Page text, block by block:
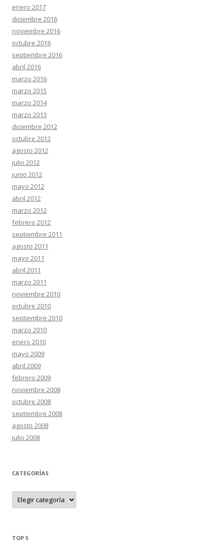
enero 2017
diciembre 2016
noviembre 2016
octubre 2016
septiembre 2016
abril 2016
marzo 2016
marzo 2015
marzo 2014
marzo 2013
diciembre 2012
octubre 2012
agosto 2012
julio 2012
junio 2012
mayo 2012
abril 2012
marzo 2012
febrero 2012
septiembre 2011
agosto 2011
mayo 2011
abril 2011
marzo 2011
noviembre 2010
octubre 2010
septiembre 2010
marzo 2010
enero 2010
mayo 2009
abril 2009
febrero 2009
noviembre 2008
octubre 2008
septiembre 2008
agosto 2008
julio 2008
CATEGORÍAS
C
t
rTOP 5